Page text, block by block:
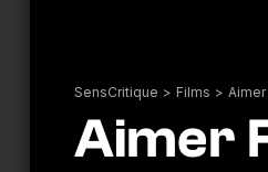
SensCritique > Films >
Aimer